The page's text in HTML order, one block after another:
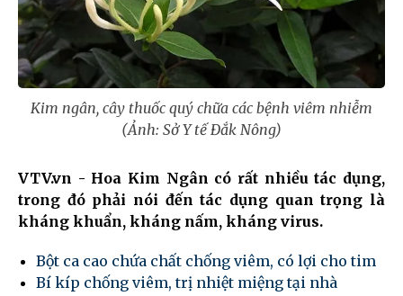
Kim ngân, cây thuốc quý chữa các bệnh viêm nhiễm
(Ảnh: Sở Y tế Đắk Nông)
VTV.vn - Hoa Kim Ngân có rất nhiều tác dụng,
trong đó phải nói đến tác dụng quan trọng là
kháng khuẩn, kháng nấm, kháng virus.
Bột ca cao chứa chất chống viêm, có lợi cho tim
Bí kíp chống viêm, trị nhiệt miệng tại nhà